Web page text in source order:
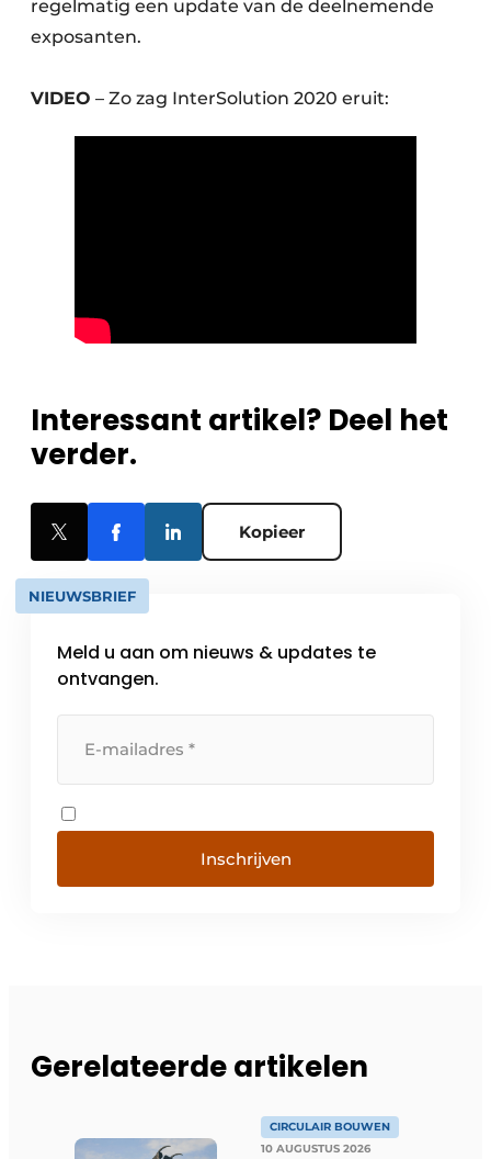
regelmatig een update van de deelnemende
exposanten.
VIDEO – Zo zag InterSolution 2020 eruit:
Interessant artikel? Deel het
verder.
Kopieer
NIEUWSBRIEF
Meld u aan om nieuws & updates te
ontvangen.
Inschrijven
Gerelateerde artikelen
CIRCULAIR BOUWEN
10 AUGUSTUS 2026